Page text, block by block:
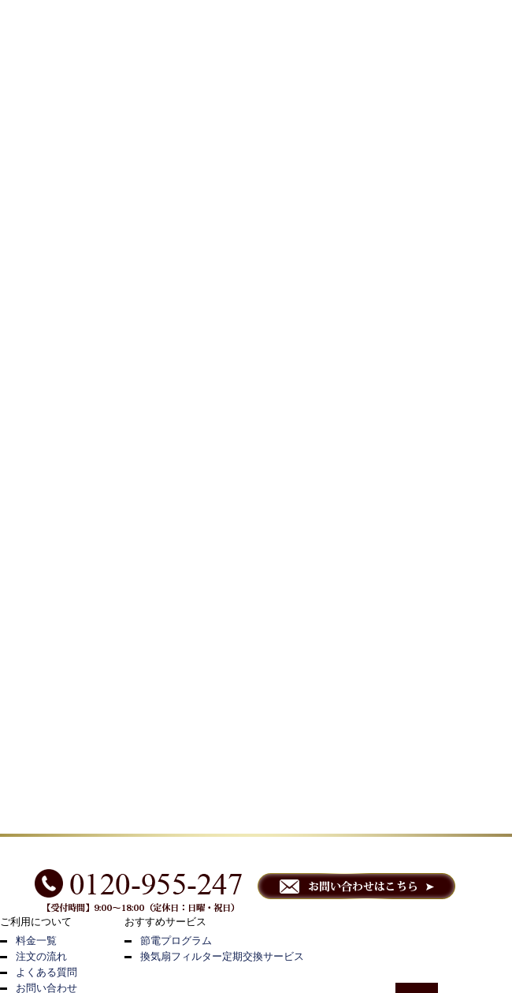
ご利用について
料金一覧
注文の流れ
よくある質問
お問い合わせ
おすすめサービス
節電プログラム
換気扇フィルター定期交換サービス